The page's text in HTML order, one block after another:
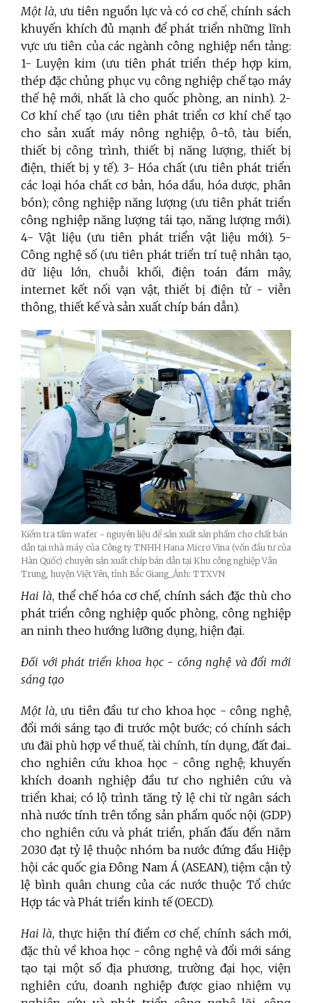
Một là, ưu tiên nguồn lực và có cơ chế, chính sách
khuyến khích đủ mạnh để phát triển những lĩnh
vực ưu tiên của các ngành công nghiệp nền tảng:
1- Luyện kim (ưu tiên phát triển thép hợp kim,
thép đặc chủng phục vụ công nghiệp chế tạo máy
thế hệ mới, nhất là cho quốc phòng, an ninh). 2-
Cơ khí chế tạo (ưu tiên phát triển cơ khí chế tạo
cho sản xuất máy nông nghiệp, ô-tô, tàu biển,
thiết bị công trình, thiết bị năng lượng, thiết bị
điện, thiết bị y tế). 3- Hóa chất (ưu tiên phát triển
các loại hóa chất cơ bản, hóa dầu, hóa dược, phân
bón); công nghiệp năng lượng (ưu tiên phát triển
công nghiệp năng lượng tái tạo, năng lượng mới).
4- Vật liệu (ưu tiên phát triển vật liệu mới). 5-
Công nghệ số (ưu tiên phát triển trí tuệ nhân tạo,
dữ liệu lớn, chuỗi khối, điện toán đám mây,
internet kết nối vạn vật, thiết bị điện tử - viễn
thông, thiết kế và sản xuất chíp bán dẫn).
Kiểm tra tấm wafer - nguyên liệu để sản xuất sản phẩm cho chất bán
dẫn tại nhà máy của Công ty TNHH Hana Micro Vina (vốn đầu tư của
Hàn Quốc) chuyên sản xuất chíp bán dẫn tại Khu công nghiệp Vân
Trung, huyện Việt Yên, tỉnh Bắc Giang_Ảnh: TTXVN
Hai là, thể chế hóa cơ chế, chính sách đặc thù cho
phát triển công nghiệp quốc phòng, công nghiệp
an ninh theo hướng lưỡng dụng, hiện đại.
Đối với phát triển khoa học - công nghệ và đổi mới
sáng tạo
Một là, ưu tiên đầu tư cho khoa học - công nghệ,
đổi mới sáng tạo đi trước một bước; có chính sách
ưu đãi phù hợp về thuế, tài chính, tín dụng, đất đai...
cho nghiên cứu khoa học - công nghệ; khuyến
khích doanh nghiệp đầu tư cho nghiên cứu và
triển khai; có lộ trình tăng tỷ lệ chi từ ngân sách
nhà nước tính trên tổng sản phẩm quốc nội (GDP)
cho nghiên cứu và phát triển, phấn đấu đến năm
2030 đạt tỷ lệ thuộc nhóm ba nước đứng đầu Hiệp
hội các quốc gia Đông Nam Á (ASEAN), tiệm cận tỷ
lệ bình quân chung của các nước thuộc Tổ chức
Hợp tác và Phát triển kinh tế (OECD).
Hai là, thực hiện thí điểm cơ chế, chính sách mới,
đặc thù về khoa học - công nghệ và đổi mới sáng
tạo tại một số địa phương, trường đại học, viện
nghiên cứu, doanh nghiệp được giao nhiệm vụ